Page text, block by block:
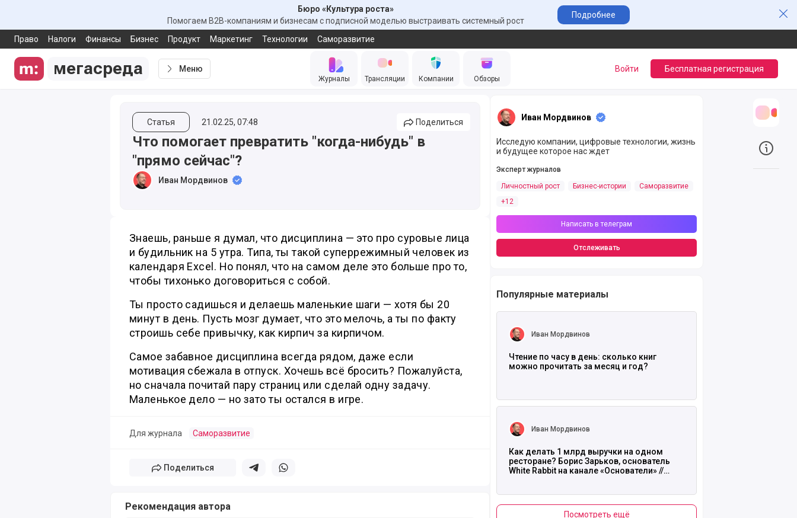
Бюро «Культура роста»
Помогаем B2B-компаниям и бизнесам с подписной моделью выстраивать системный рост
Подробнее
Право Налоги Финансы Бизнес Продукт Маркетинг Технологии Саморазвитие
мегасреда Меню
Журналы Трансляции Компании Обзоры
Войти Бесплатная регистрация
Статья 21.02.25, 07:48 Поделиться
Что помогает превратить "когда-нибудь" в
"прямо сейчас"?
Иван Мордвинов
Знаешь, раньше я думал, что дисциплина — это про суровые лица
и будильник на 5 утра. Типа, ты такой суперрежимный человек из
календаря Excel. Но понял, что на самом деле это больше про то,
чтобы тихонько договориться с собой.
Ты просто садишься и делаешь маленькие шаги — хотя бы 20
минут в день. Пусть мозг думает, что это мелочь, а ты по факту
строишь себе привычку, как кирпич за кирпичом.
Самое забавное дисциплина всегда рядом, даже если
мотивация сбежала в отпуск. Хочешь всё бросить? Пожалуйста,
но сначала почитай пару страниц или сделай одну задачу.
Маленькое дело — но зато ты остался в игре.
Для журнала Саморазвитие
Поделиться Поделиться в телеграм
Поделиться в whatsapp
Рекомендация автора
Иван Мордвинов
Исследую компании, цифровые технологии, жизнь
и будущее которое нас ждет
Эксперт журналов
Личностный рост
Бизнес-истории
Саморазвитие
+12
Написать в телеграм
Отслеживать
Популярные материалы
Иван Мордвинов
Чтение по часу в день: сколько книг
можно прочитать за месяц и год?
Иван Мордвинов
Как делать 1 млрд выручки на одном
ресторане? Борис Зарьков, основатель
White Rabbit на канале «Основатели» //
Посмотреть ещё
О